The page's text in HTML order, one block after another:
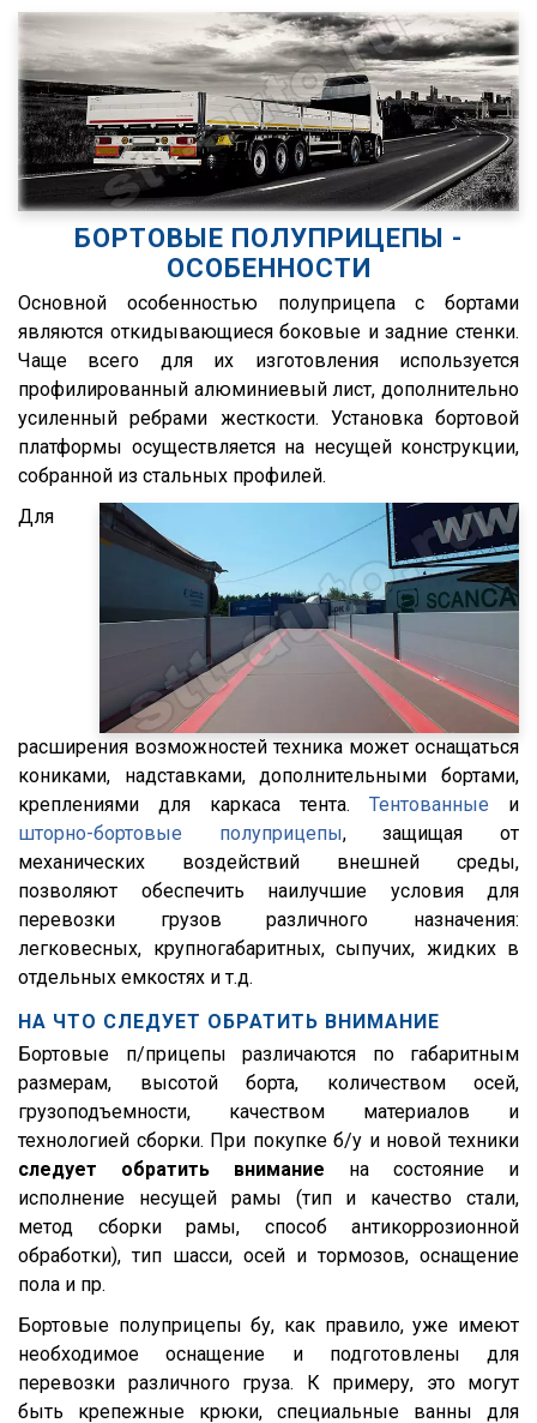
Isuzu
Lonking
TGX
TGA
XF95
XF105
XF106
XG
X3000
Stralis
Premium
Magnum
Lander
Cargo
HD 500
544018-1320-031
5440А5-370-031
S01
SCF
SCS
SKO
SKO 24
SKO 24/L
SKI
SPR
SW 24
Cool Liner
Box Liner
Profi Liner
Mega Liner
SDP 27
SDC 24
SDC 27
SD
БОРТОВЫЕ ПОЛУПРИЦЕПЫ -
ОСОБЕННОСТИ
Основной особенностью полуприцепа с бортами
являются откидывающиеся боковые и задние стенки.
Чаще всего для их изготовления используется
профилированный алюминиевый лист, дополнительно
усиленный ребрами жесткости. Установка бортовой
платформы осуществляется на несущей конструкции,
собранной из стальных профилей.
Для
расширения возможностей техника может оснащаться
кониками, надставками, дополнительными бортами,
креплениями для каркаса тента. Тентованные и
шторно-бортовые полуприцепы, защищая от
механических воздействий внешней среды,
позволяют обеспечить наилучшие условия для
перевозки грузов различного назначения:
легковесных, крупногабаритных, сыпучих, жидких в
отдельных емкостях и т.д.
НА ЧТО СЛЕДУЕТ ОБРАТИТЬ ВНИМАНИЕ
Бортовые п/прицепы различаются по габаритным
размерам, высотой борта, количеством осей,
грузоподъемности, качеством материалов и
технологией сборки. При покупке б/у и новой техники
следует обратить внимание на состояние и
исполнение несущей рамы (тип и качество стали,
метод сборки рамы, способ антикоррозионной
обработки), тип шасси, осей и тормозов, оснащение
пола и пр.
Бортовые полуприцепы бу, как правило, уже имеют
необходимое оснащение и подготовлены для
перевозки различного груза. К примеру, это могут
быть крепежные крюки, специальные ванны для